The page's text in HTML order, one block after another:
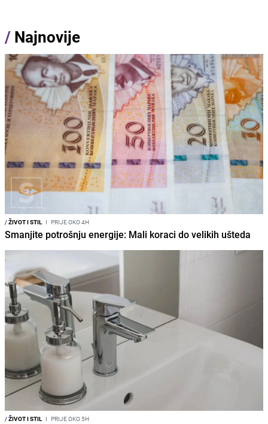
/ Najnovije
/ŽIVOT I STIL I PRIJE OKO 4H
Smanjite potrošnju energije: Mali koraci do velikih ušteda
/ŽIVOT I STIL I PRIJE OKO 5H